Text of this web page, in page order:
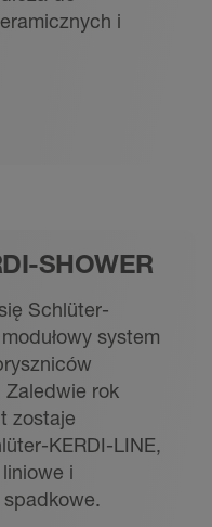
i
SHOWER
Schlüter-
system
rok
zostaje
KERDI-LINE,
i